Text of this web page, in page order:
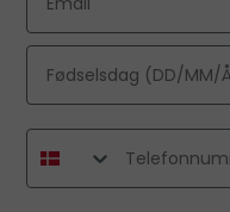
Fødselsdag